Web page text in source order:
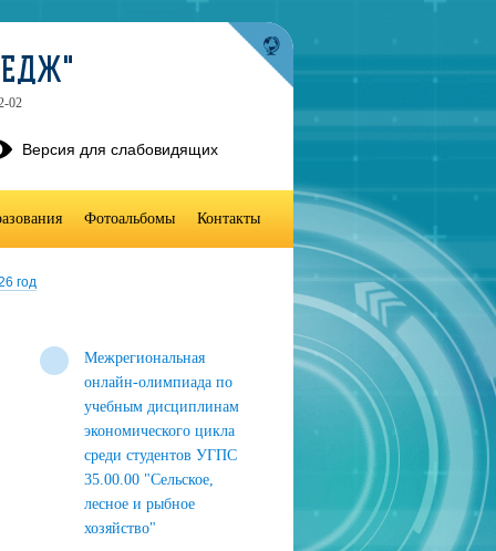
год
Межрегиональная
онлайн-олимпиада по
учебным дисциплинам
экономического цикла
среди студентов УГПС
35.00.00 "Сельское,
лесное и рыбное
хозяйство"
02
Версия для слабовидящих
Фотоальбомы Контакты